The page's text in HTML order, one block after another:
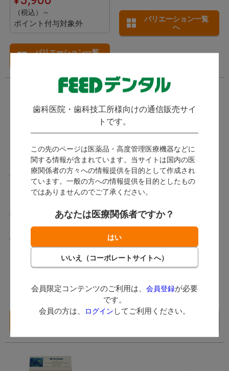
歯科医院・歯科技工所様向けの通信販売サイ
トです。
この先のページは医薬品・高度管理医療機器などに
関する情報が含まれています。当サイトは国内の医
療関係者の方々への情報提供を目的として作成され
ています。一般の方への情報提供を目的としたもの
ではありませんのでご了承ください。
あなたは医療関係者ですか？
会員限定コンテンツのご利用は、 会員登録が必要
です。
会員の方は、
ログイン してご利用ください。
（税込）～
ポイント付与対象外
バリエーション一覧
バリエーション一覧
へ
ベリ シンディスク
Keystone キーストーン
2,849
ポイント付与対象外
バリエーション一覧
ウルトラ シンディスク
( )
販売終了
（税込）
ポイント付与対象外
ケース